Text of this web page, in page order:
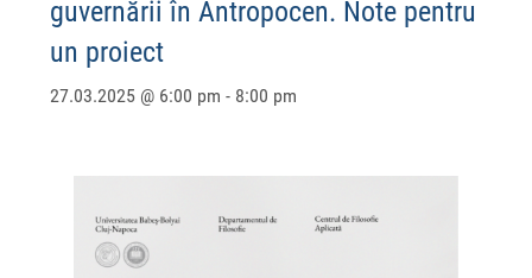
guvernării în Antropocen. Note pentru
un proiect
27.03.2025 @ 6:00 pm - 8:00 pm